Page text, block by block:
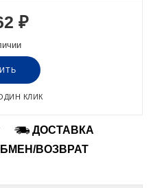
₽
КЛИК
ДОСТАВКА
ВОЗВРАТ